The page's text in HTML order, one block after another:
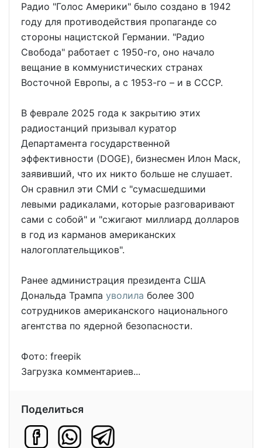
Радио "Голос Америки" было создано в 1942
году для противодействия пропаганде со
стороны нацистской Германии. "Радио
Свобода" работает с 1950-го, оно начало
вещание в коммунистических странах
Восточной Европы, а с 1953-го – и в СССР.
В феврале 2025 года к закрытию этих
радиостанций призывал куратор
Департамента государственной
эффективности (DOGE), бизнесмен Илон Маск,
заявивший, что их никто больше не слушает.
Он сравнил эти СМИ с "сумасшедшими
левыми радикалами, которые разговаривают
сами с собой" и "сжигают миллиард долларов
в год из карманов американских
налогоплательщиков".
Ранее администрация президента США
Дональда Трампа уволила более 300
сотрудников американского национального
агентства по ядерной безопасности.
Фото: freepik
Загрузка комментариев...
Поделиться